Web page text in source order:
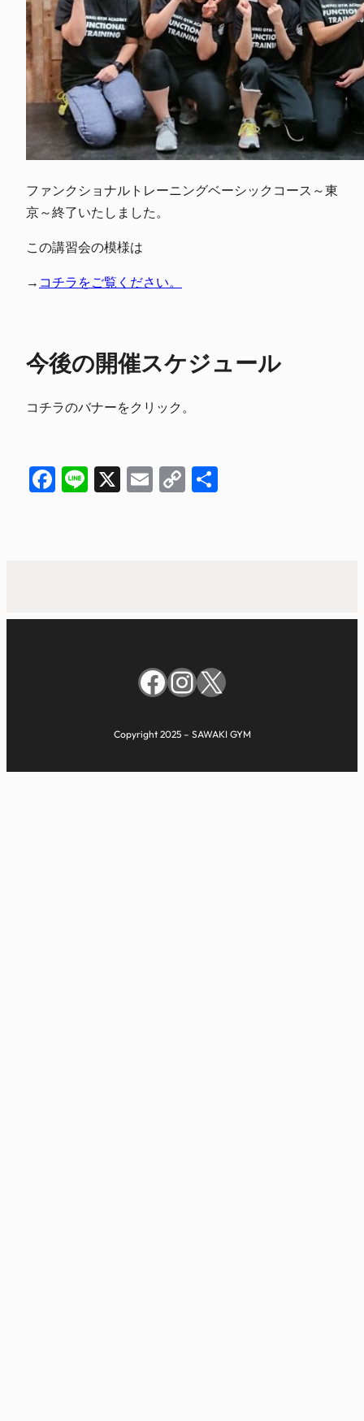
ファンクショナルトレーニングベーシックコース～東
京～終了いたしました。
この講習会の模様は
→ コチラをご覧ください。
今後の開催スケジュール
コチラのバナーをクリック。
Facebook
Line
X EmailCopy
Facebook
Instagram
X
Copyright 2025 – SAWAKI GYM